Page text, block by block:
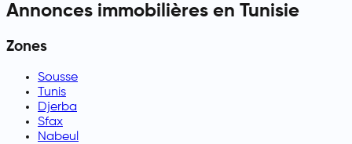
Annonces immobilières en Tunisie
Zones
Sousse
Tunis
Djerba
Sfax
Nabeul